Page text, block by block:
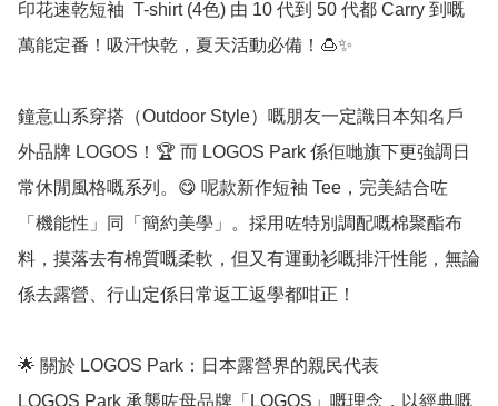
印花速乾短袖  T-shirt (4色) 由 10 代到 50 代都 Carry 到嘅
萬能定番！吸汗快乾，夏天活動必備！🍮✨
鐘意山系穿搭（Outdoor Style）嘅朋友一定識日本知名戶
外品牌 LOGOS！🏆 而 LOGOS Park 係佢哋旗下更強調日
常休閒風格嘅系列。😋 呢款新作短袖 Tee，完美結合咗
「機能性」同「簡約美學」。採用咗特別調配嘅棉聚酯布
料，摸落去有棉質嘅柔軟，但又有運動衫嘅排汗性能，無論
係去露營、行山定係日常返工返學都咁正！
🌟 關於 LOGOS Park：日本露營界的親民代表
LOGOS Park 承襲咗母品牌「LOGOS」嘅理念，以經典嘅